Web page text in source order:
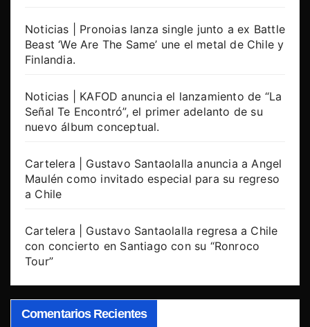
Noticias | Pronoias lanza single junto a ex Battle
Beast ‘We Are The Same’ une el metal de Chile y
Finlandia.
Noticias | KAFOD anuncia el lanzamiento de “La
Señal Te Encontró”, el primer adelanto de su
nuevo álbum conceptual.
Cartelera | Gustavo Santaolalla anuncia a Angel
Maulén como invitado especial para su regreso
a Chile
Cartelera | Gustavo Santaolalla regresa a Chile
con concierto en Santiago con su “Ronroco
Tour”
Comentarios Recientes